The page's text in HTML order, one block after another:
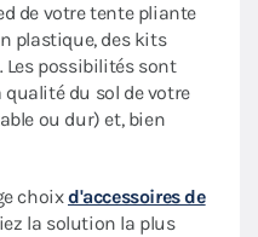
de votre tente pliante
plastique, des kits
Les possibilités sont
du sol de votre
ou dur) et, bien
choixd'accessoires de
la solution la plus